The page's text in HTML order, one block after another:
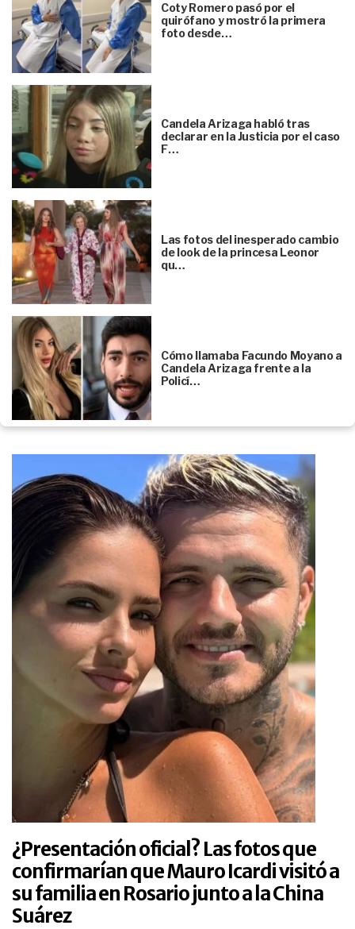
Coty Romero pasó por el
quirófano y mostró la primera
foto desde…
Candela Arizaga habló tras
declarar en la Justicia por el caso
F…
Las fotos del inesperado cambio
de look de la princesa Leonor
qu…
Cómo llamaba Facundo Moyano a
Candela Arizaga frente a la
Policí…
¿Presentación oficial? Las fotos que
confirmarían que Mauro Icardi visitó a
su familia en Rosario junto a la China
Suárez